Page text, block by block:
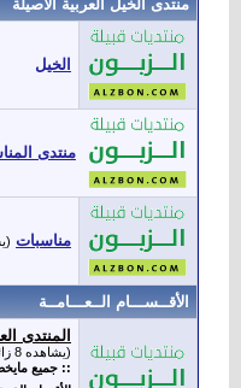
منتدى الخيل العربية الأصيلة
الخيل
منتدى
مناسبات
الأقــســـام الــعـــامــة
المنتدى
(يشاهده 8 زائر)
:: جميع